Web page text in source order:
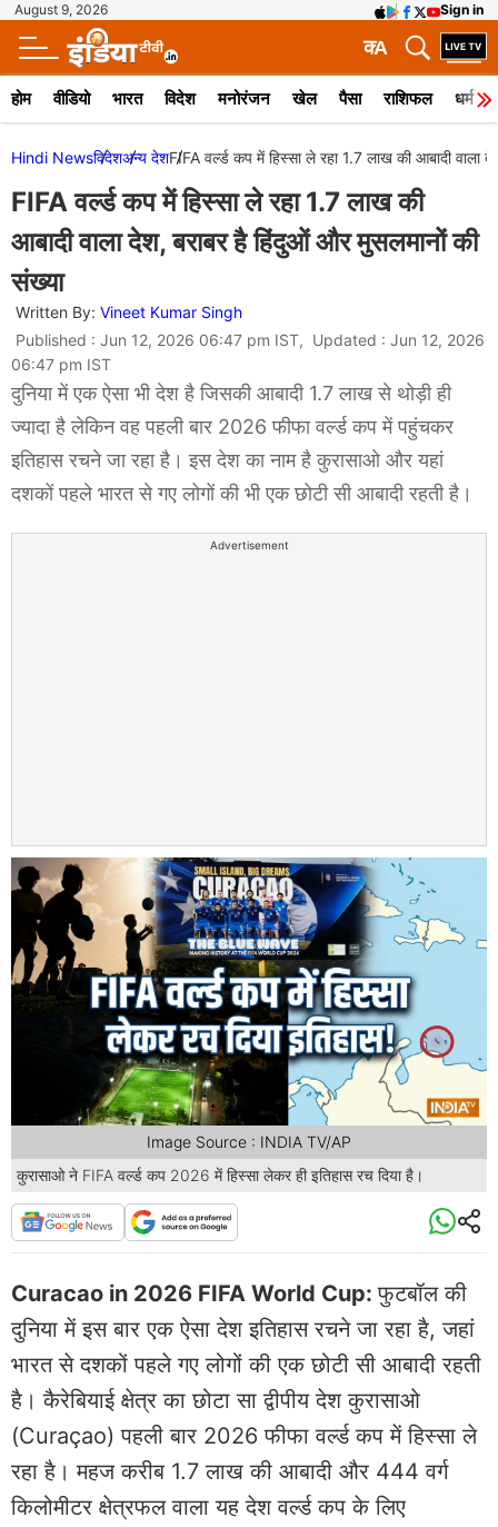
August 9, 2026 Sign in
A
क
होम वीडियो भारत विदेश मनोरंजन खेल पैसा राशिफल धर्म
Hindi Newsविदेशअन्य देशFIFA वर्ल्ड कप में हिस्सा ले रहा 1.7 लाख की आबादी वाला
FIFA वर्ल्ड कप में हिस्सा ले रहा 1.7 लाख की
आबादी वाला देश, बराबर है हिंदुओं और मुसलमानों की
संख्या
Written By: Vineet Kumar Singh
Published : Jun 12, 2026 06:47 pm IST, Updated : Jun 12, 2026
06:47 pm IST
दुनिया में एक ऐसा भी देश है जिसकी आबादी 1.7 लाख से थोड़ी ही
ज्यादा है लेकिन वह पहली बार 2026 फीफा वर्ल्ड कप में पहुंचकर
इतिहास रचने जा रहा है। इस देश का नाम है कुरासाओ और यहां
दशकों पहले भारत से गए लोगों की भी एक छोटी सी आबादी रहती है।
Advertisement
कुरासाओ ने FIFA वर्ल्ड कप 2026 में हिस्सा लेकर ही इतिहास रच दिया है।
Image Source : INDIA TV/AP
Curacao in 2026 FIFA World Cup:फुटबॉल की
दुनिया में इस बार एक ऐसा देश इतिहास रचने जा रहा है, जहां
भारत से दशकों पहले गए लोगों की एक छोटी सी आबादी रहती
है। कैरेबियाई क्षेत्र का छोटा सा द्वीपीय देश कुरासाओ
(Curaçao) पहली बार 2026 फीफा वर्ल्ड कप में हिस्सा ले
रहा है। महज करीब 1.7 लाख की आबादी और 444 वर्ग
किलोमीटर क्षेत्रफल वाला यह देश वर्ल्ड कप के लिए